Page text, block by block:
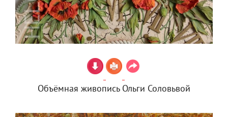
Объёмная живопись Ольги Соловьвой